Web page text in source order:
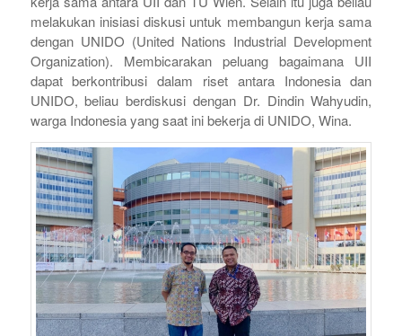
melakukan inisiasi diskusi untuk membangun kerja sama
dengan UNIDO (United Nations Industrial Development
Organization). Membicarakan peluang bagaimana UII
dapat berkontribusi dalam riset antara Indonesia dan
UNIDO, beliau berdiskusi dengan Dr. Dindin Wahyudin,
warga Indonesia yang saat ini bekerja di UNIDO, Wina.